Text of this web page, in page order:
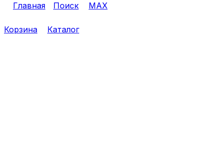
Главная
Поиск MAX
Корзина Каталог